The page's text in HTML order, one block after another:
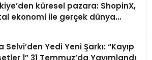
küresel pazara: ShopinX,
ekonomi ile gerçek dünya
Selvi’den Yedi Yeni Şarkı: “Kayıp